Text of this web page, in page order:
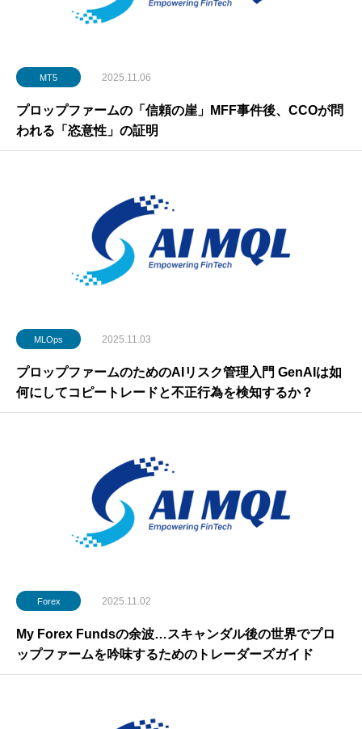
MT5 2025.11.06
プロップファームの「信頼の崖」MFF事件後、CCOが問
われる「恣意性」の証明
MLOps 2025.11.03
プロップファームのためのAIリスク管理入門 GenAIは如
何にしてコピートレードと不正行為を検知するか？
Forex 2025.11.02
My Forex Fundsの余波…スキャンダル後の世界でプロ
ップファームを吟味するためのトレーダーズガイド